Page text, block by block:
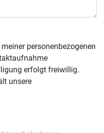
personenbezogenen
erfolgt freiwillig.
unsere